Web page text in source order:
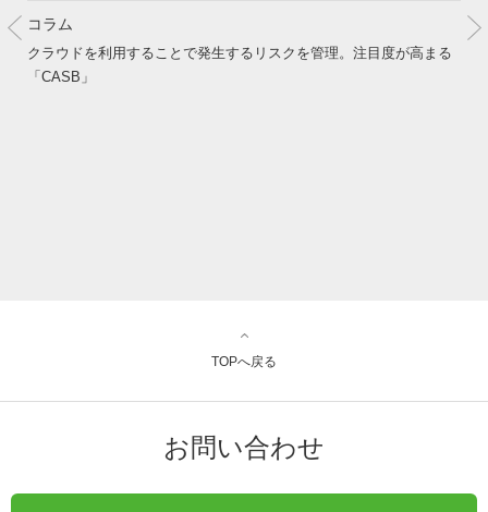
コラム
クラウドを利用することで発生するリスクを管理。注目度が高まる
「CASB」
TOPへ戻る
お問い合わせ